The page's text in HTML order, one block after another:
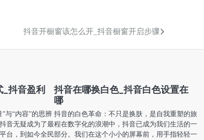
抖音开橱窗该怎么开_抖音橱窗开启步骤
抖音盈利
与“内容”的思辨
音无疑成为了最
台，到如今全民
抖音在哪换白色_抖音白色设置在
哪
抖音的白色革命：不只是换肤，是自我重塑的旅
程在数字化的浪潮中，抖音已成为我们生活的一
部分。我们在这个小小的屏幕前，用手指轻轻一